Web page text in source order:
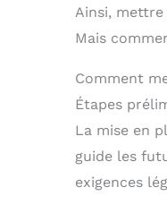
Ainsi,
Mais
Comment
Étapes
La mise en
guide les
exigences